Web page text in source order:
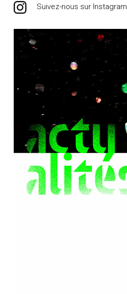
Suivez-nous sur Instagram